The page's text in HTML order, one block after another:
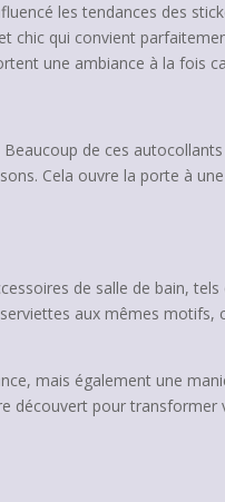
les tendances des
qui convient
une ambiance à la fois
de ces
Cela ouvre la porte à
de salle de bain,
aux mêmes
mais également une
pour transformer